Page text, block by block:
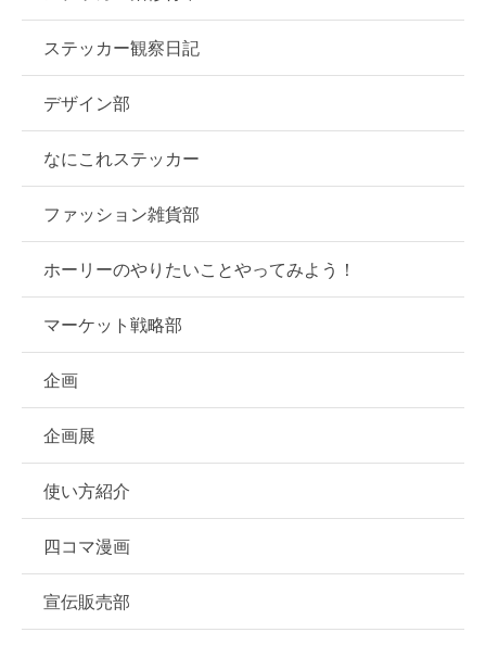
ステッカー観察日記
デザイン部
なにこれステッカー
ファッション雑貨部
ホーリーのやりたいことやってみよう！
マーケット戦略部
企画
企画展
使い方紹介
四コマ漫画
宣伝販売部